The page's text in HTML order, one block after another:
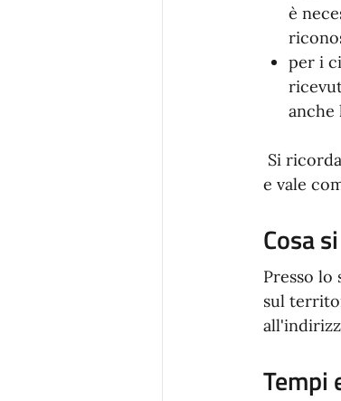
è
per i
anche
Si
e vale
Cosa
Presso
sul
Tempi